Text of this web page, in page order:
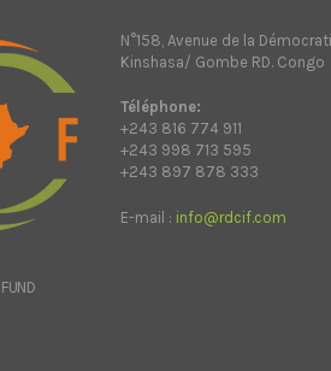
N°158, Avenue de la
Kinshasa/ Gombe RD. Congo
Téléphone:
+243 816 774 911
+243 998 713 595
+243 897 878 333
E-mail : info@rdcif.com